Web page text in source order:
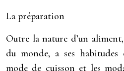
La préparation
Outre la nature d’un
du monde, a ses
mode de cuisson et les